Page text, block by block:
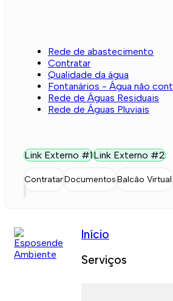
Rede de abastecimento
Contratar
Qualidade da água
Fontanários - Água não
Rede de Águas Residuais
Rede de Águas Pluviais
Link Externo #1Link Externo #2
ContratarDocumentosBalcão Virtual
Início
Serviços